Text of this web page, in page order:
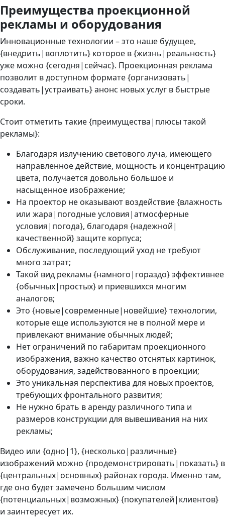
Преимущества проекционной
рекламы и оборудования
Инновационные технологии – это наше будущее,
{внедрить|воплотить} которое в {жизнь|реальность}
уже можно {сегодня|сейчас}. Проекционная реклама
позволит в доступном формате {организовать|
создавать|устраивать} анонс новых услуг в быстрые
сроки.
Стоит отметить такие {преимущества|плюсы такой
рекламы}:
Благодаря излучению светового луча, имеющего
направленное действие, мощность и концентрацию
цвета, получается довольно большое и
насыщенное изображение;
На проектор не оказывают воздействие {влажность
или жара|погодные условия|атмосферные
условия|погода}, благодаря {надежной|
качественной} защите корпуса;
Обслуживание, последующий уход не требуют
много затрат;
Такой вид рекламы {намного|гораздо} эффективнее
{обычных|простых} и приевшихся многим
аналогов;
Это {новые|современные|новейшие} технологии,
которые еще используются не в полной мере и
привлекают внимание обычных людей;
Нет ограничений по габаритам проекционного
изображения, важно качество отснятых картинок,
оборудования, задействованного в проекции;
Это уникальная перспектива для новых проектов,
требующих фронтального развития;
Не нужно брать в аренду различного типа и
размеров конструкции для вывешивания на них
рекламы;
Видео или {одно|1}, {несколько|различные}
изображений можно {продемонстрировать|показать} в
{центральных|основных} районах города. Именно там,
где оно будет замечено большим числом
{потенциальных|возможных} {покупателей|клиентов}
и заинтересует их.